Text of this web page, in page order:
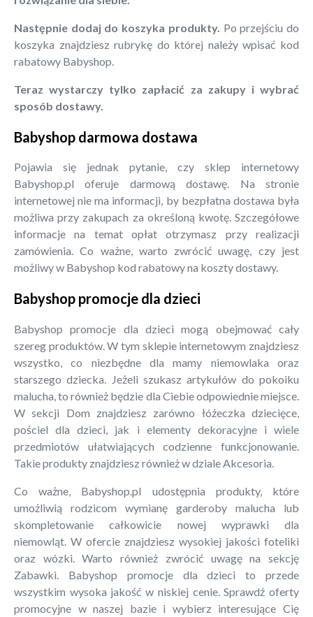
Następnie dodaj do koszyka produkty. Po przejściu do
koszyka znajdziesz rubrykę do której należy wpisać kod
rabatowy Babyshop.
Teraz wystarczy tylko zapłacić za zakupy i wybrać
sposób dostawy.
Babyshop darmowa dostawa
Pojawia się jednak pytanie, czy sklep internetowy
Babyshop.pl oferuje darmową dostawę. Na stronie
internetowej nie ma informacji, by bezpłatna dostawa była
możliwa przy zakupach za określoną kwotę. Szczegółowe
informacje na temat opłat otrzymasz przy realizacji
zamówienia. Co ważne, warto zwrócić uwagę, czy jest
możliwy w Babyshop kod rabatowy na koszty dostawy.
Babyshop promocje dla dzieci
Babyshop promocje dla dzieci mogą obejmować cały
szereg produktów. W tym sklepie internetowym znajdziesz
wszystko, co niezbędne dla mamy niemowlaka oraz
starszego dziecka. Jeżeli szukasz artykułów do pokoiku
malucha, to również będzie dla Ciebie odpowiednie miejsce.
W sekcji Dom znajdziesz zarówno łóżeczka dziecięce,
pościel dla dzieci, jak i elementy dekoracyjne i wiele
przedmiotów ułatwiających codzienne funkcjonowanie.
Takie produkty znajdziesz również w dziale Akcesoria.
Co ważne, Babyshop.pl udostępnia produkty, które
umożliwią rodzicom wymianę garderoby malucha lub
skompletowanie całkowicie nowej wyprawki dla
niemowląt. W ofercie znajdziesz wysokiej jakości foteliki
oraz wózki. Warto również zwrócić uwagę na sekcję
Zabawki. Babyshop promocje dla dzieci to przede
wszystkim wysoka jakość w niskiej cenie. Sprawdź oferty
promocyjne w naszej bazie i wybierz interesujące Cię